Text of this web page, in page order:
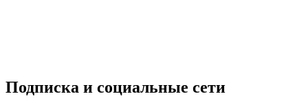
Подписка и социальные сети